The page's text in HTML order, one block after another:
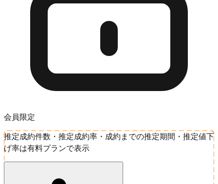
会員限定
推定成約件数・推定成約率・成約までの推定期間・推定値下
げ率は有料プランで表示